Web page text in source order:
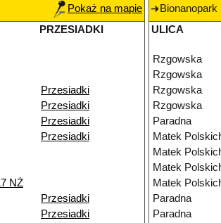
Pokaż na mapie
PRZESIADKI
Przesiadki
Przesiadki
Przesiadki
Przesiadki
NŻ
Przesiadki
Przesiadki
Bionanopark
ULICA
Rzgowska
Rzgowska
Rzgowska
Rzgowska
Paradna
Matek
Matek
Matek
Matek
Paradna
Paradna